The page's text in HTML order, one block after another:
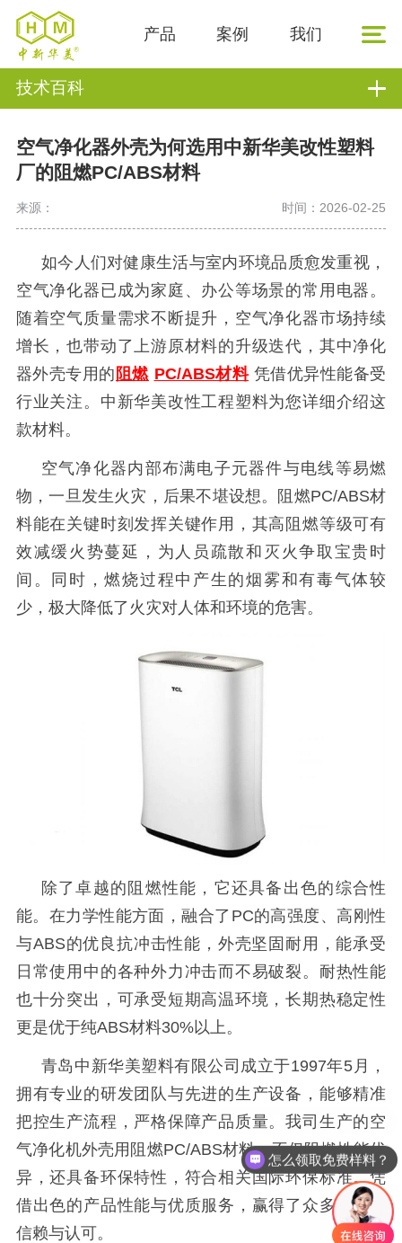
产品 案例 我们
技术百科
空气净化器外壳为何选用中新华美改性塑料
厂的阻燃PC/ABS材料
来源： 时间：2026-02-25
如今人们对健康生活与室内环境品质愈发重视，
空气净化器已成为家庭、办公等场景的常用电器。
随着空气质量需求不断提升，空气净化器市场持续
增长，也带动了上游原材料的升级迭代，其中净化
器外壳专用的 阻燃 PC/ABS材料 凭借优异性能备受
行业关注。中新华美改性工程塑料为您详细介绍这
款材料。
空气净化器内部布满电子元器件与电线等易燃
物，一旦发生火灾，后果不堪设想。阻燃PC/ABS材
料能在关键时刻发挥关键作用，其高阻燃等级可有
效减缓火势蔓延，为人员疏散和灭火争取宝贵时
间。同时，燃烧过程中产生的烟雾和有毒气体较
少，极大降低了火灾对人体和环境的危害。
除了卓越的阻燃性能，它还具备出色的综合性
能。在力学性能方面，融合了 PC的高强度、高刚性
与ABS的优良抗冲击性能，外壳坚固耐用，能承受
日常使用中的各种外力冲击而不易破裂。耐热性能
也十分突出，可承受短期高温环境，长期热稳定性
更是优于纯ABS材料30%以上。
青岛中新华美塑料有限公司成立于1997年5月，
拥有专业的研发团队与先进的生产设备，能够精准
把控生产流程，严格保障产品质量。我司生产的空
气净化机外壳用阻燃PC/ABS材料，不仅阻燃性能优
异，还具备环保特性，符合相关国际环保标准。凭
借出色的产品性能与优质服务，赢得了众多客户的
信赖与认可。
怎么领取免费样料？